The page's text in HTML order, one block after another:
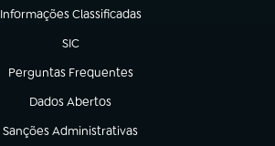
Informações Classificadas
(abre em nova aba)
SIC
(abre em nova aba)
Perguntas Frequentes
(abre em nova aba)
Dados Abertos
(abre em nova aba)
Sanções Administrativas
(abre em nova aba)